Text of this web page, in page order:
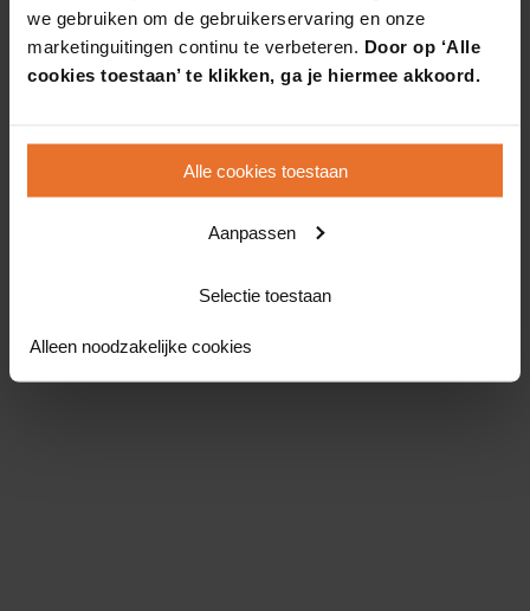
we gebruiken om de gebruikerservaring en onze
marketinguitingen continu te verbeteren. Door op ‘Alle
cookies toestaan’ te klikken, ga je hiermee akkoord.
Alle cookies toestaan
Aanpassen
Selectie toestaan
Alleen noodzakelijke cookies